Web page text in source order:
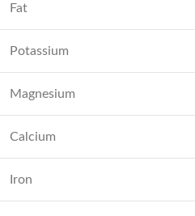
Fat
Potassium
Magnesium
Calcium
Iron